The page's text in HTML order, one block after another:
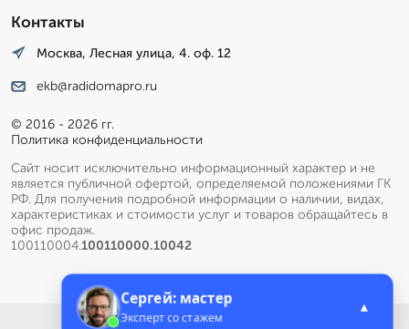
Контакты
Москва, Лесная улица, 4. оф. 12
ekb@radidomapro.ru
© 2016 - 2026 гг.
Политика конфиденциальности
Сайт носит исключительно информационный характер и не
является публичной офертой, определяемой положениями ГК
РФ. Для получения подробной информации о наличии, видах,
характеристиках и стоимости услуг и товаров обращайтесь в
офис продаж.
100110004.100110000.10042
Сергей: мастер
Эксперт со стажем
▲